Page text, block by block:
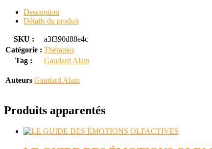
Description
Détails du produit
SKU :
a3f390d88e4c
Catégorie : Thérapies
Tag :
Gaudard Alain
Auteurs Gaudard Alain
Produits apparentés